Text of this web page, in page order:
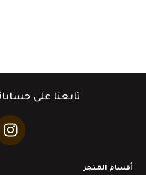
تابعنا على
أقسام المتجر